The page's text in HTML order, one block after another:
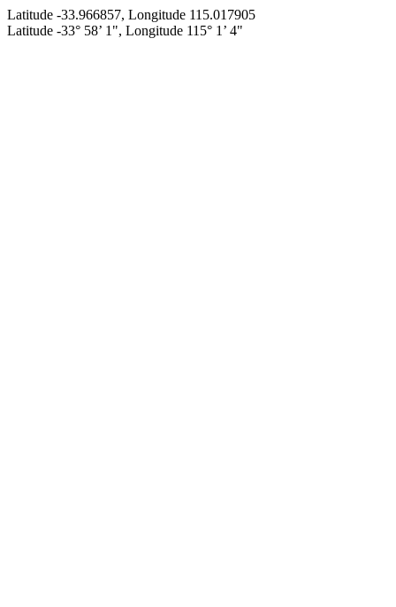
Latitude -33.966857, Longitude 115.017905
Latitude -33° 58’ 1", Longitude 115° 1’ 4"